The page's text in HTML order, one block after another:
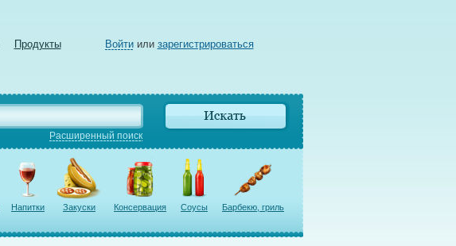
Продукты Войтиили зарегистрироваться
Расширенный поиск
Напитки Закуски Консервация Соусы Барбекю, гриль